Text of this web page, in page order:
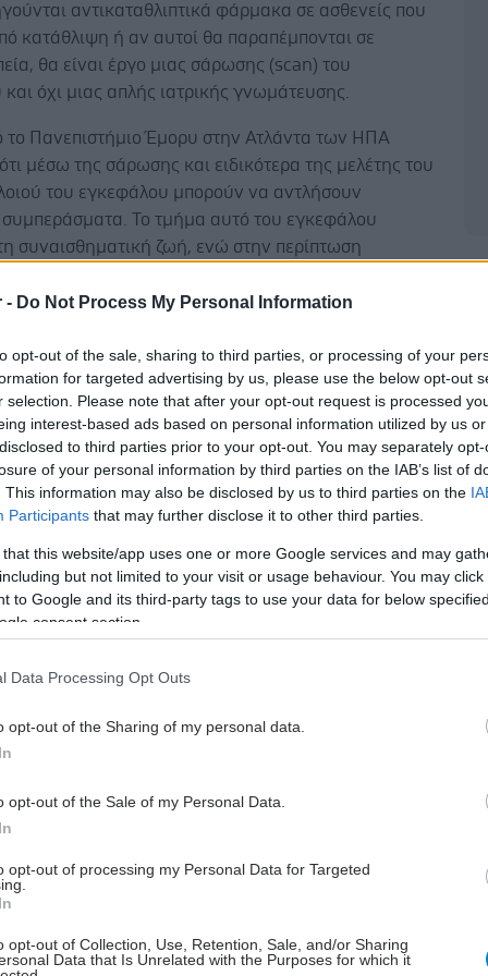
- Do Not Process My Personal Information
opt-out of the sale, sharing to third parties, or processing of your
for targeted advertising by us, please use the below opt-out
selection. Please note that after your opt-out request is processed
interest-based ads based on personal information utilized by us
to third parties prior to your opt-out. You may separately
of your personal information by third parties on the IAB’s list of
This information may also be disclosed by us to third parties on the
Participants that may further disclose it to other third parties.
that this website/app uses one or more Google services and may
but not limited to your visit or usage behaviour. You may
to Google and its third-party tags to use your data for below
consent section.
Data Processing Opt Outs
opt-out of the Sharing of my personal data.
opt-out of the Sale of my Personal Data.
opt-out of processing my Personal Data for Targeted
opt-out of Collection, Use, Retention, Sale, and/or Sharing
Data that Is Unrelated with the Purposes for which it
αντικαταθλιπτικά φάρμακα σε ασθενείς που
κατάθλιψη ή αν αυτοί θα παραπέμπονται σε
θα είναι έργο μιας σάρωσης (scan) του
όχι μιας απλής ιατρικής γνωμάτευσης.
το Πανεπιστήμιο Έμορυ στην Ατλάντα των HΠΑ
μέσω της σάρωσης και ειδικότερα της μελέτης του
του εγκεφάλου μπορούν να αντλήσουν
συμπεράσματα. Το τμήμα αυτό του εγκεφάλου
συναισθηματική ζωή, ενώ στην περίπτωση
και των οποίων ο νησαίος φλοιός
γλυκόζη, έχουν ανάγκη ψυχοθεραπείας.
σε ασθενείς των οποίων η ίδια εγκεφαλική περιοχή
δραστήρια και καταναλώνει λιγότερη γλυκόζη,
είναι καταλληλότερη η χρήση αντικαταθλιπτικών
πάντως δεν μπορεί κανείς με απόλυτη σιγουριά να
το ποια θεραπεία θα ταίριαζε στην περίπτωση
Η επιλογή της κάθε θεραπείας γίνεται εμπειρικά με
ο γιατρός επιλέγει μια θεραπεία και σε
αυτή δεν έχει αποτελέσματα δοκιμάζει άλλη.
σήμερα
χαμηλών λιπαρών βοηθά στην απώλεια βάρους